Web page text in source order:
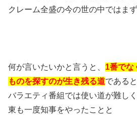
クレーム全盛の今の世の中ではま
何が言いたいかと言うと、 1番でな
ものを探すのが生き残る道である
バラエティ番組では使い道が難し
東も一度知事をやったことと